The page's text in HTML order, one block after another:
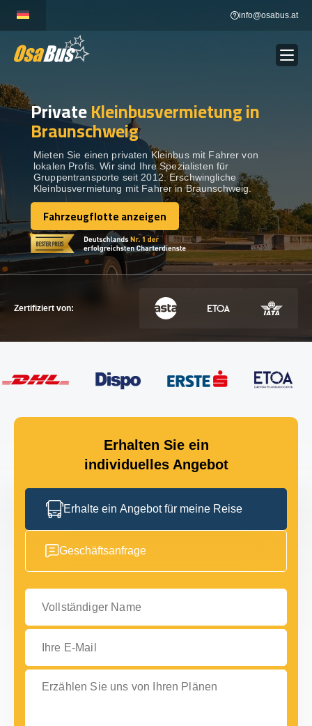
content
info@osabus.at
BUSVERMIETUNG Show dropdown
REISEZIELE
FLOTTE
KONTAKTIEREN SIE UNS
KONTAKTIEREN SIE UNS
PrivateKleinbusvermietung in
Braunschweig
Mieten Sie einen privaten Kleinbus mit Fahrer von
lokalen Profis. Wir sind Ihre Spezialisten für
Gruppentransporte seit 2012. Erschwingliche
Kleinbusvermietung mit Fahrer in Braunschweig.
Fahrzeugflotte anzeigen
Fahrzeugflotte anzeigen
Zertifiziert von:
Erhalten Sie ein
individuelles Angebot
Erhalte ein Angebot für meine Reise
Geschäftsanfrage
Vollständiger Name
Ihre E-Mail
Erzählen Sie uns von Ihren Plänen